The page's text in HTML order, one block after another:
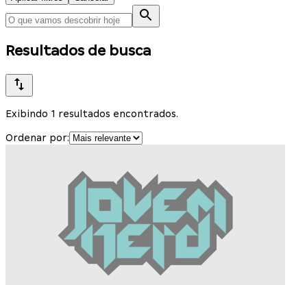
Resultados de busca
Exibindo 1 resultados encontrados.
Ordenar por: